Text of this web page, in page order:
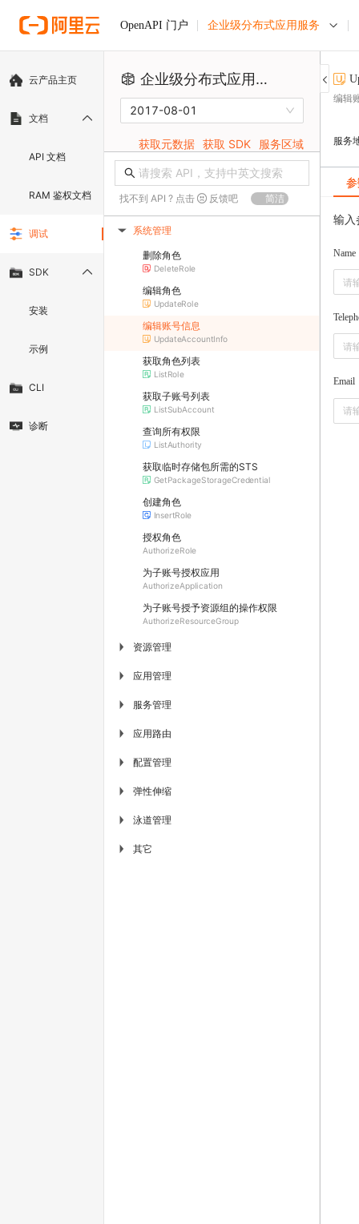
OpenAPI 门户 企业级分布式应用服务
云产品主页
文档
API 文档
RAM 鉴权文档
调试
SDK
安装
示例
CLI
诊断
企业级分布式应用服务
2017-08-01
获取元数据 获取 SDK 服务区域
找不到 API ? 点击 反馈吧 简洁
▶ 系统管理
删除角色
DeleteRole
编辑角色
UpdateRole
编辑账号信息
UpdateAccountInfo
获取角色列表
ListRole
获取子账号列表
ListSubAccount
查询所有权限
ListAuthority
获取临时存储包所需的STS
GetPackageStorageCredential
创建角色
InsertRole
授权角色
AuthorizeRole
为子账号授权应用
AuthorizeApplication
为子账号授予资源组的操作权限
AuthorizeResourceGroup
▶ 资源管理
▶ 应用管理
▶ 服务管理
▶ 应用路由
▶ 配置管理
▶ 弹性伸缩
▶ 泳道管理
▶ 其它
编辑
服务
输入
Name
Email